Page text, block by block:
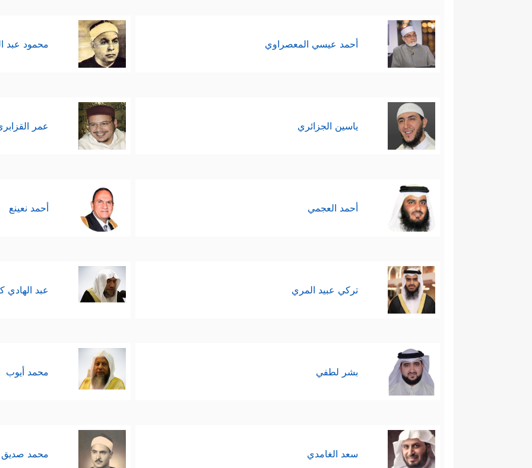
أحمد عيسي المعصراوي محمود عبد
ياسين الجزائري عمر
أحمد العجمي أحمد نعينع
تركي عبيد المري عبد الهادي
بشر لطفي محمد أيوب
سعد الغامدي محمد صديق